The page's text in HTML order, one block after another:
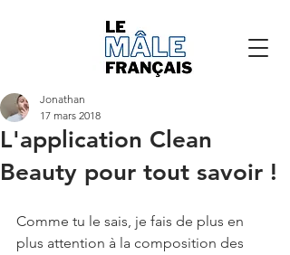
L'application Clean
Beauty pour tout savoir !
Jonathan
17 mars 2018
Comme tu le sais, je fais de plus en
plus attention à la composition des